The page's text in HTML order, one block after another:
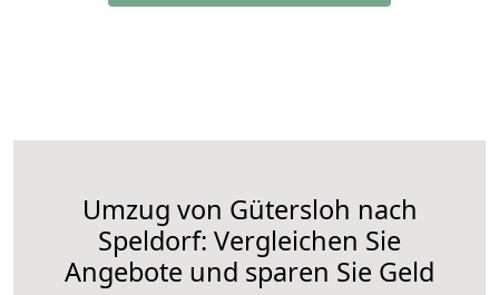
Umzug von Gütersloh nach
Speldorf: Vergleichen Sie
Angebote und sparen Sie Geld